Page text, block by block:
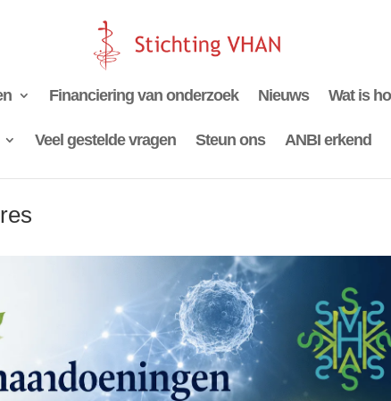
Financiering van onderzoek Nieuws Wat is
Veel gestelde vragen Steun ons ANBI erkend